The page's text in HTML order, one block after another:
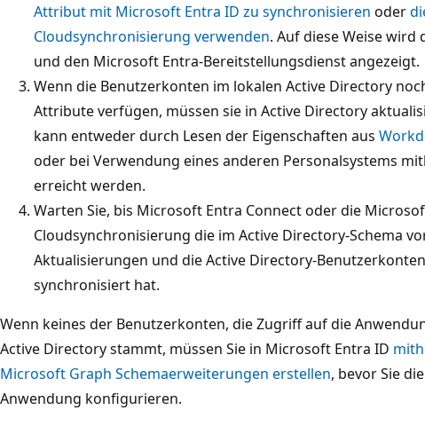
Attribut mit Microsoft Entra ID zu synchronisieren oder
Cloudsynchronisierung verwenden. Auf diese Weise
und den Microsoft Entra-Bereitstellungsdienst angezeigt.
Wenn die Benutzerkonten im lokalen Active Directory
Attribute verfügen, müssen sie in Active Directory
kann entweder durch Lesen der Eigenschaften aus
oder bei Verwendung eines anderen Personalsystems
erreicht werden.
Warten Sie, bis Microsoft Entra Connect oder die
Cloudsynchronisierung die im Active Directory-Schema
Aktualisierungen und die Active Directory-
synchronisiert hat.
Wenn keines der Benutzerkonten, die Zugriff auf die
Active Directory stammt, müssen Sie in Microsoft Entra ID
Microsoft Graph Schemaerweiterungen erstellen, bevor Sie
Anwendung konfigurieren.